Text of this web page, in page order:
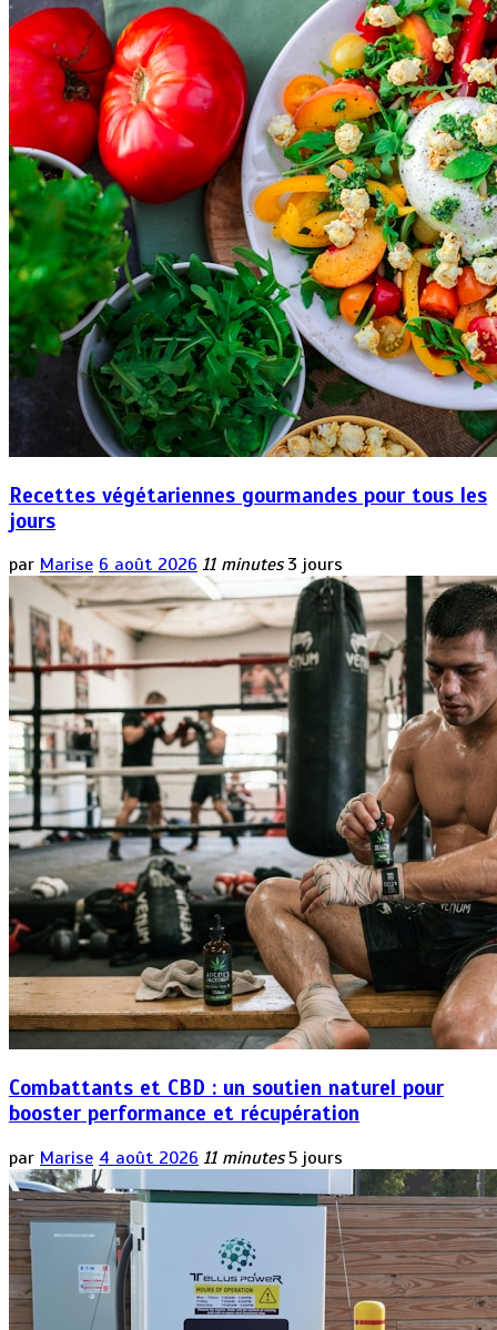
Recettes végétariennes gourmandes pour tous les
jours
par Marise 6 août 2026 11 minutes 3 jours
Combattants et CBD : un soutien naturel pour
booster performance et récupération
par Marise 4 août 2026 11 minutes 5 jours